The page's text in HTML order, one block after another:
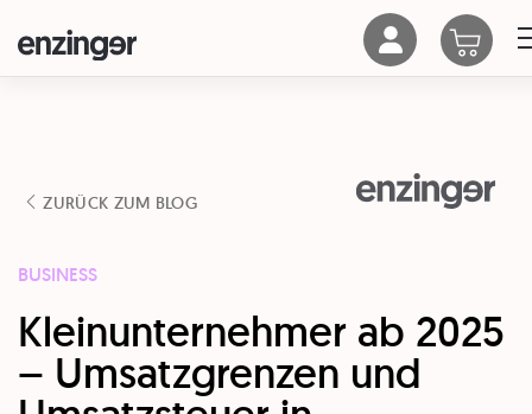
ZURÜCK ZUM BLOG
BUSINESS
Kleinunternehmer ab 2025
– Umsatzgrenzen und